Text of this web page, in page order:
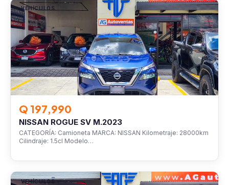
VEHÍCULOS
Q 197,990
NISSAN ROGUE SV M.2023
CATEGORÍA: Camioneta MARCA: NISSAN Kilometraje: 28000km
Cilindraje: 1.5cl Modelo…
VEHÍCULOS